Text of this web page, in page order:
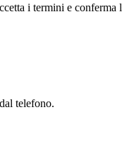
i termini e conferma
telefono.